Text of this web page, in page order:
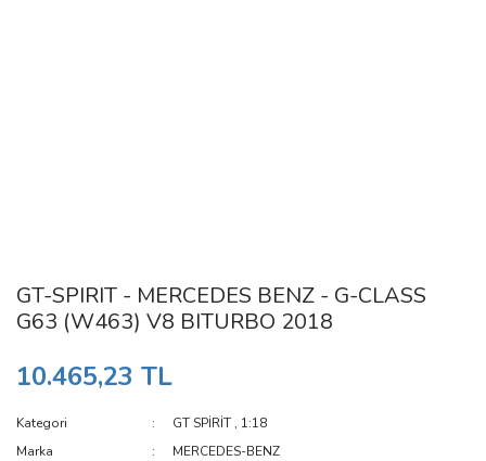
GT-SPIRIT - MERCEDES BENZ - G-CLASS
G63 (W463) V8 BITURBO 2018
10.465,23 TL
Kategori GT SPİRİT , 1:18
Marka
MERCEDES-BENZ